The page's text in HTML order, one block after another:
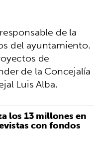
de la
del ayuntamiento.
de
de la Concejalía
Luis Alba.
los 13 millones en
con fondos